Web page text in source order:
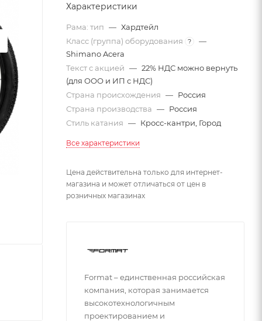
Характеристики
Рама: тип — Хардтейл
Класс (группа) оборудования
?
—
Shimano Acera
Текст с акцией — 22% НДС можно вернуть
(для ООО и ИП с НДС)
Страна происхождения — Россия
Страна производства — Россия
Стиль катания — Кросс-кантри, Город
Все характеристики
Цена действительна только для интернет-
магазина и может отличаться от цен в
розничных магазинах
Format – единственная российская
компания, которая занимается
высокотехнологичным
проектированием и